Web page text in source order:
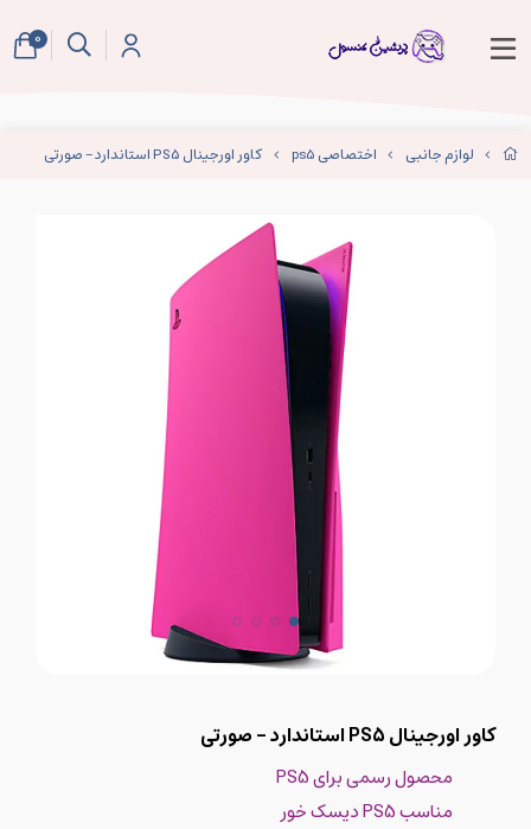
لوازم جانبی اختصاصی ps5 کاور اورجینال PS5 استاندارد - صورتی
کاور اورجینال PS5 استاندارد - صورتی
محصول رسمی برای PS5
مناسب PS5 دیسک خور
0